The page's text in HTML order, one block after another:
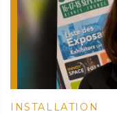
INSTALLATION